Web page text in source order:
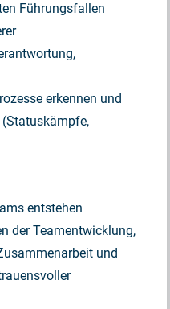
Führungsfallen
erkennen und
entstehen
der Teamentwicklung,
und